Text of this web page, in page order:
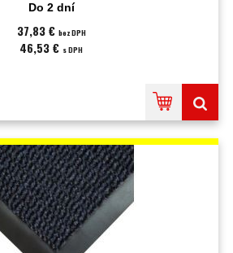
Do 2 dní
37,83 € bez DPH
46,53 € s DPH